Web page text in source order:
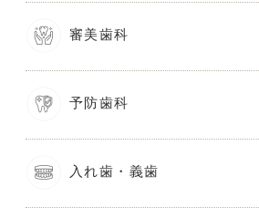
審美歯科
予防歯科
入れ歯・義歯